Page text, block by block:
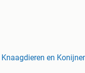
Knaagdieren en